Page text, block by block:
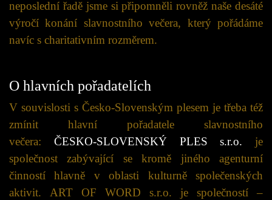
neposlední řadě jsme si připomněli rovněž naše desáté
výročí konání slavnostního večera, který pořádáme
navíc s charitativním rozměrem.
O hlavních pořadatelích
V souvislosti s Česko-Slovenským plesem je třeba též
zmínit hlavní pořadatele slavnostního
večera: ČESKO-SLOVENSKÝ PLES s.r.o. je
společnost zabývající se kromě jiného agenturní
činností hlavně v oblasti kulturně společenských
aktivit. ART OF WORD s.r.o. je společností –